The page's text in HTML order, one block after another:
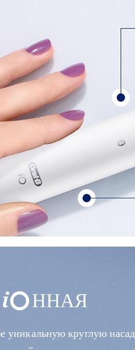
ННАЯ
уникальную круглую